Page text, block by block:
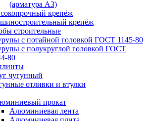
(арматура А3)
крепёж
крепёж
строительные
с потайной головкой ГОСТ 1145-80
с полукруглой головкой ГОСТ
80
чугунный
отливки и втулки
прокат
Алюминиевая лента